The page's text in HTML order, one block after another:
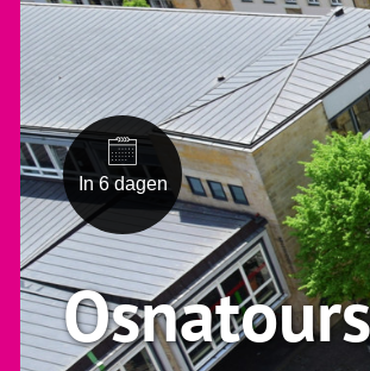
In 6 dagen